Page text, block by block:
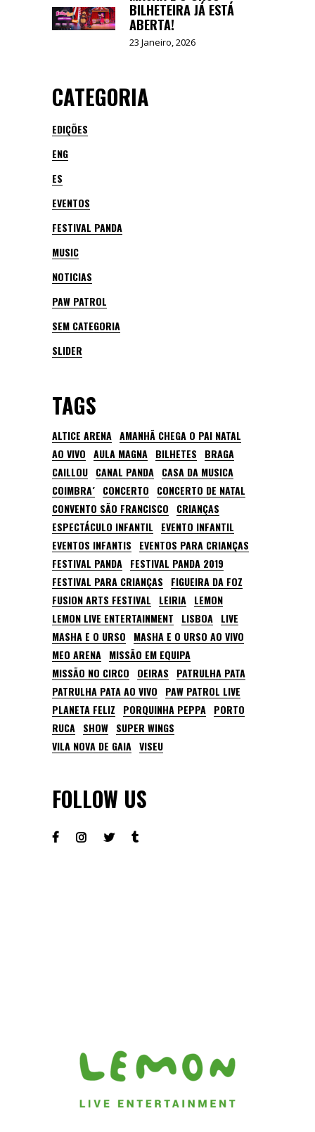
BILHETEIRA JÁ ESTÁ
ABERTA!
23 Janeiro, 2026
CATEGORIA
EDIÇÕES
ENG
ES
EVENTOS
FESTIVAL PANDA
MUSIC
NOTICIAS
PAW PATROL
SEM CATEGORIA
SLIDER
TAGS
ALTICE ARENA AMANHÃ CHEGA O PAI NATAL
AO VIVO AULA MAGNA BILHETES
BRAGA
CAILLOU CANAL PANDA CASA DA MUSICA
COIMBRA´ CONCERTO
CONCERTO DE NATAL
CONVENTO SÃO FRANCISCO
CRIANÇAS
ESPECTÁCULO INFANTIL
EVENTO INFANTIL
EVENTOS INFANTIS
EVENTOS PARA CRIANÇAS
FESTIVAL PANDA FESTIVAL PANDA 2019
FESTIVAL PARA CRIANÇAS
FIGUEIRA DA FOZ
FUSION ARTS FESTIVAL
LEIRIA LEMON
LEMON LIVE ENTERTAINMENT
LISBOA LIVE
MASHA E O URSO
MASHA E O URSO AO VIVO
MEO ARENA MISSÃO EM EQUIPA
MISSÃO NO CIRCO
OEIRAS
PATRULHA PATA
PATRULHA PATA AO VIVO
PAW PATROL LIVE
PLANETA FELIZ
PORQUINHA PEPPA PORTO
RUCA SHOW SUPER WINGS
VILA NOVA DE GAIA VISEU
FOLLOW US